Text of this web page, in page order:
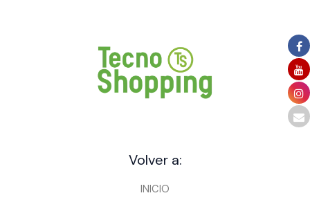
Volver a:
INICIO